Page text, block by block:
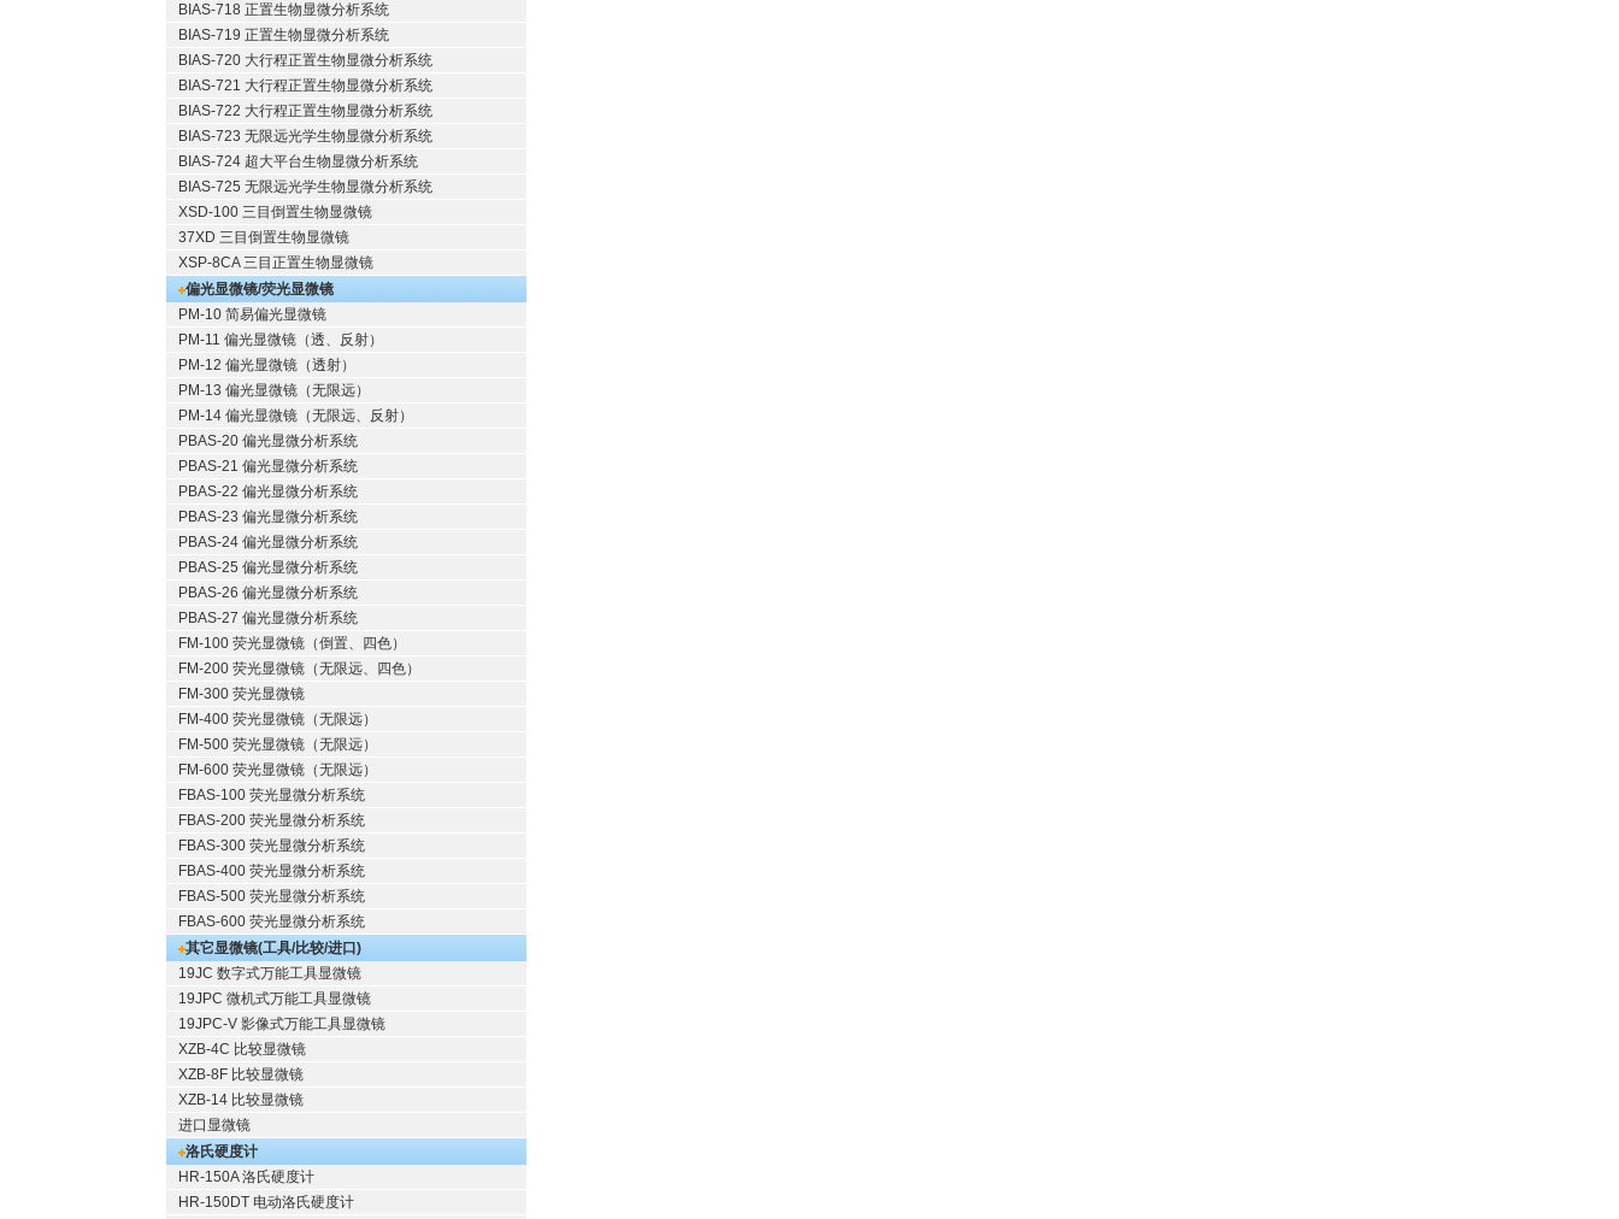
BIAS-718 正置生物显微分析系统
BIAS-719 正置生物显微分析系统
BIAS-720 大行程正置生物显微分析系统
BIAS-721 大行程正置生物显微分析系统
BIAS-722 大行程正置生物显微分析系统
BIAS-723 无限远光学生物显微分析系统
BIAS-724 超大平台生物显微分析系统
BIAS-725 无限远光学生物显微分析系统
XSD-100 三目倒置生物显微镜
37XD 三目倒置生物显微镜
XSP-8CA 三目正置生物显微镜
偏光显微镜/荧光显微镜
PM-10 简易偏光显微镜
PM-11 偏光显微镜（透、反射）
PM-12 偏光显微镜（透射）
PM-13 偏光显微镜（无限远）
PM-14 偏光显微镜（无限远、反射）
PBAS-20 偏光显微分析系统
PBAS-21 偏光显微分析系统
PBAS-22 偏光显微分析系统
PBAS-23 偏光显微分析系统
PBAS-24 偏光显微分析系统
PBAS-25 偏光显微分析系统
PBAS-26 偏光显微分析系统
PBAS-27 偏光显微分析系统
FM-100 荧光显微镜（倒置、四色）
FM-200 荧光显微镜（无限远、四色）
FM-300 荧光显微镜
FM-400 荧光显微镜（无限远）
FM-500 荧光显微镜（无限远）
FM-600 荧光显微镜（无限远）
FBAS-100 荧光显微分析系统
FBAS-200 荧光显微分析系统
FBAS-300 荧光显微分析系统
FBAS-400 荧光显微分析系统
FBAS-500 荧光显微分析系统
FBAS-600 荧光显微分析系统
其它显微镜(工具/比较/进口)
19JC 数字式万能工具显微镜
19JPC 微机式万能工具显微镜
19JPC-V 影像式万能工具显微镜
XZB-4C 比较显微镜
XZB-8F 比较显微镜
XZB-14 比较显微镜
进口显微镜
洛氏硬度计
HR-150A 洛氏硬度计
HR-150DT 电动洛氏硬度计